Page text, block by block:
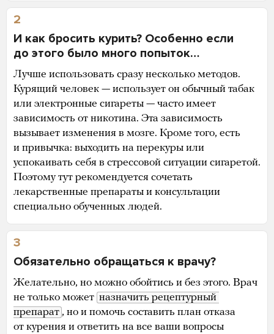
2
И как бросить курить? Особенно если
до этого было много попыток…
Лучше использовать сразу несколько методов.
Курящий человек — использует он обычный табак
или электронные сигареты — часто имеет
зависимость от никотина. Эта зависимость
вызывает изменения в мозге. Кроме того, есть
и привычка: выходить на перекуры или
успокаивать себя в стрессовой ситуации сигаретой.
Поэтому тут рекомендуется сочетать
лекарственные препараты и консультации
специально обученных людей.
3
Обязательно обращаться к врачу?
Желательно, но можно обойтись и без этого. Врач
не только может назначить рецептурный
препарат , но и помочь составить план отказа
от курения и ответить на все ваши вопросы